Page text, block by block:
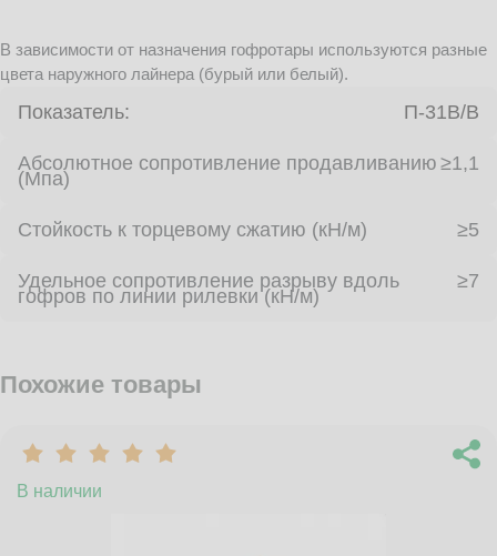
В зависимости от назначения гофротары используются разные
цвета наружного лайнера (бурый или белый).
Показатель: П-31В/B
Абсолютное сопротивление продавливанию
(Мпа)
≥1,1
Стойкость к торцевому сжатию (кН/м) ≥5
Удельное сопротивление разрыву вдоль
гофров по линии рилевки (кН/м)
≥7
Похожие товары
В наличии